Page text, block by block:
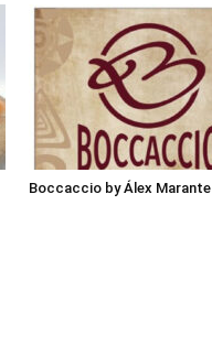
Boccaccio by Álex Marante